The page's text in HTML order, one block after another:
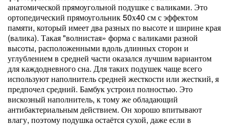
анатомической прямоугольной подушке с валиками. Это
ортопедический прямоугольник 50х40 см с эффектом
памяти, который имеет два разных по высоте и ширине края
(валика). Такая "волнистая» форма с валиками разной
высоты, расположенными вдоль длинных сторон и
углублением в средней части оказался лучшим вариантом
для каждодневного сна. Для таких подушек чаще всего
используют наполнитель средней жесткости или жесткий, я
предпочел средний. Бамбук устроил полностью. Это
вискозный наполнитель, к тому же обладающий
антибактериальным действием. Он хорошо впитывают
влагу, поэтому подушка остаётся сухой, даже если в